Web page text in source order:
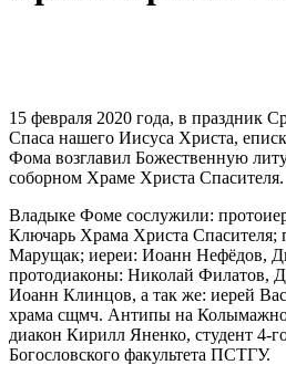
15 февраля 2020 года, в праздник
Спаса нашего Иисуса Христа,
Фома возглавил Божественную
соборном Храме Христа Спасителя.
Владыке Фоме сослужили:
Ключарь Храма Христа Спасителя;
Марущак; иереи: Иоанн Нефёдов,
протодиаконы: Николай Филатов,
Иоанн Клинцов, а так же: иерей
храма сщмч. Антипы на
диакон Кирилл Яненко, студент 4-
Богословского факультета ПСТГУ.